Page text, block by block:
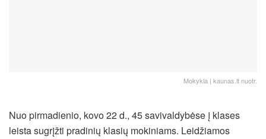
Mokykla | kaunas.lt nuotr.
Nuo pirmadienio, kovo 22 d., 45 savivaldybėse į klases
leista sugrįžti pradinių klasių mokiniams. Leidžiamos